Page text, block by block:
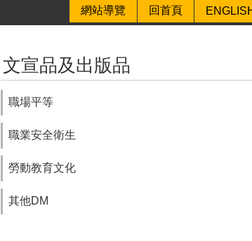
網站導覽 回首頁
文宣品及出版品
職場平等
職業安全衛生
勞動教育文化
其他DM